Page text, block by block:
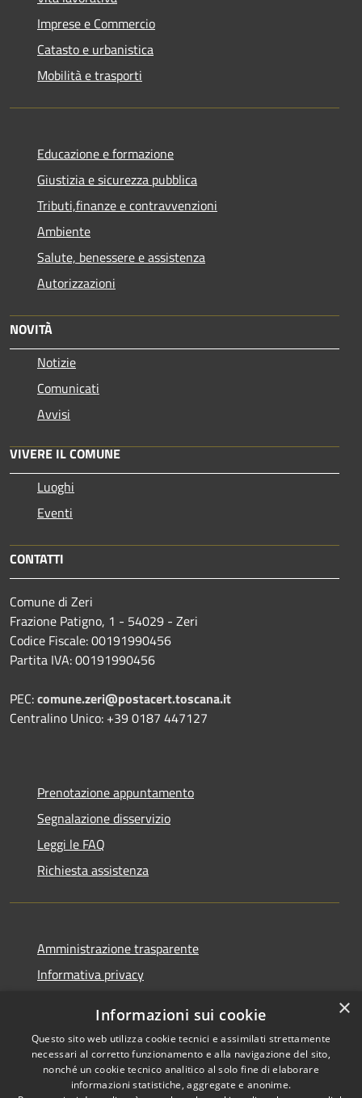
Imprese e Commercio
Catasto e urbanistica
Mobilità e trasporti
Educazione e formazione
Giustizia e sicurezza pubblica
Tributi,finanze e contravvenzioni
Ambiente
Salute, benessere e assistenza
Autorizzazioni
NOVITÀ
Notizie
Comunicati
Avvisi
VIVERE IL COMUNE
Luoghi
Eventi
CONTATTI
Comune di Zeri
Frazione Patigno, 1 - 54029 - Zeri
Codice Fiscale: 00191990456
Partita IVA: 00191990456
PEC:comune.zeri@postacert.toscana.it
Centralino Unico: +39 0187 447127
Prenotazione appuntamento
Segnalazione disservizio
Leggi le FAQ
Richiesta assistenza
Amministrazione trasparente
Informativa privacy
Dichiarazione di accessibilità
×
Informazioni sui cookie
Questo sito web utilizza cookie tecnici e assimilati strettamente
necessari al corretto funzionamento e alla navigazione del sito,
nonché un cookie tecnico analitico al solo fine di elaborare
informazioni statistiche, aggregate e anonime.